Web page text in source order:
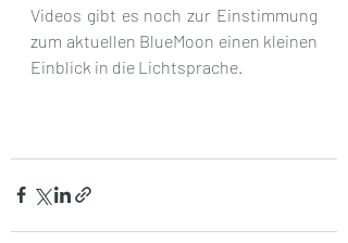
Videos gibt es noch zur Einstimmung
zum aktuellen BlueMoon einen kleinen
Einblick in die Lichtsprache.